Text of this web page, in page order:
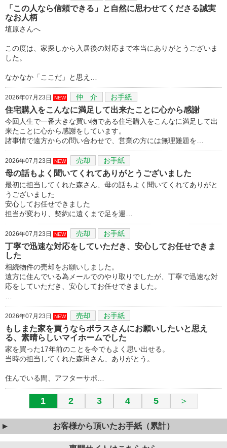
「この人なら信頼できる」と自然に思わせてくださる誠実
なお人柄
埴原さんへ
この度は、家探しから入居後の対応まで本当にありがとうございま
した。
なかなか「ここだ」と思え…
2026年07月23日 NEW 仲 介 お手紙
住宅購入をこんなに満足して出来たことに心から感謝
今回人生で一番大きな買い物である住宅購入をこんなに満足して出
来たことに心から感謝をしています。
諸事情で遠方からの問い合わせで、営業の方には無理難題を…
2026年07月23日 NEW 売却 お手紙
母の話もよく聞いてくれてありがとうございました
最初に担当してくれた森さん、母の話もよく聞いてくれてありがと
うございました
安心してお任せできました
担当が変わり、契約に遠くまで足を運…
2026年07月23日 NEW 売却 お手紙
丁寧で迅速な対応をしていただき、安心してお任せできま
した
相続物件の売却をお願いしました。
遠方に住んでいる為メールでのやり取りでしたが、丁寧で迅速な対
応をしていただき、安心してお任せできました。
2026年07月23日 NEW 売却 お手紙
もしまた家を買うならポラスさんにお願いしたいと思え
る、素晴らしいマイホームでした
家を買った17年前のことを今でもよく思い出せる。
当時の担当してくれた森田さん、ありがとう。
住んでいる間、アフターサポ…
1 2 3 4 5 ＞
お客様から頂いたお手紙（累計）